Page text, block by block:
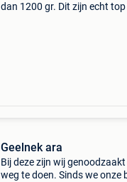
dan 1200 gr. Dit zijn echt
Geelnek ara
Bij deze zijn wij
weg te doen. Sinds we onze